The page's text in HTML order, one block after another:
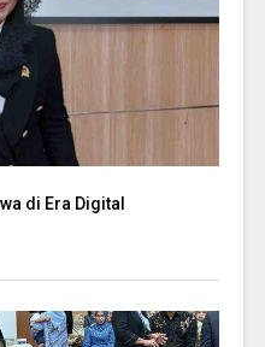
di Era Digital